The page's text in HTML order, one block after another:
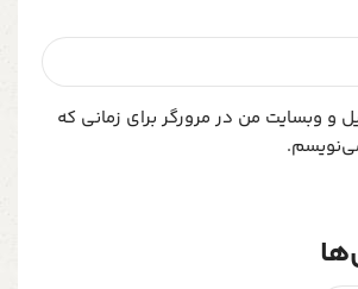
و وبسایت من در مرورگر برای زمانی که